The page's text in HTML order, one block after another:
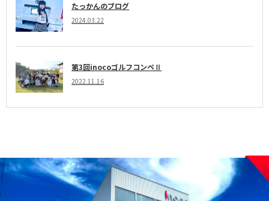
たっかんのブログ
2024.03.22
第3回inocoゴルフコンペⅡ
2022.11.16